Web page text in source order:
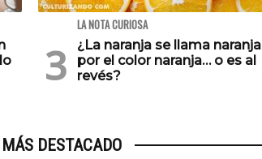
LA NOTA CURIOSA
¿La naranja se llama naranja
por el color naranja… o es al
revés?
MÁS DESTACADO